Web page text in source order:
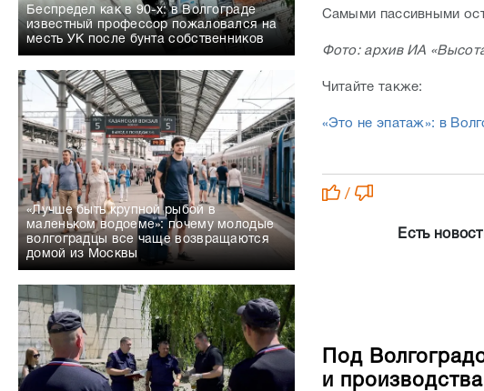
Беспредел как в 90-х: в Волгограде
известный профессор пожаловался на
месть УК после бунта собственников
«Лучше быть крупной рыбой в
маленьком водоеме»: почему молодые
волгоградцы все чаще возвращаются
домой из Москвы
Самыми пассивными
Фото: архив ИА
Читайте также:
«Это не эпатаж»: в
/
Есть
Под
и